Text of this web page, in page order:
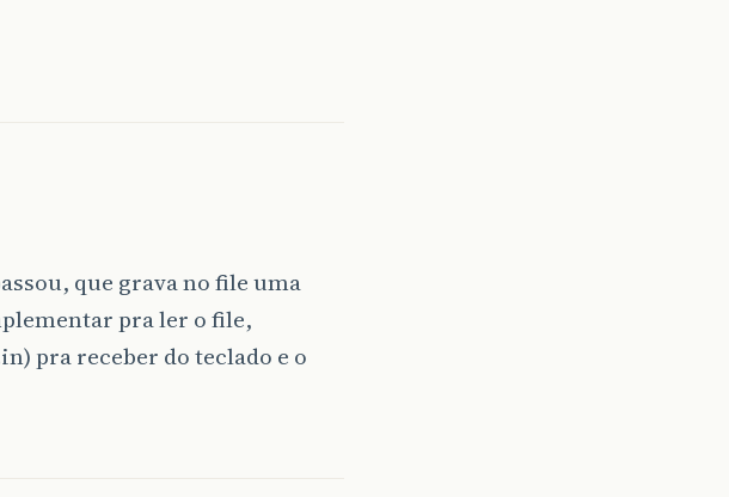
que grava no file uma
pra ler o file,
pra receber do teclado e o